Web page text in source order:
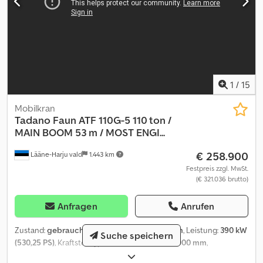
1 / 15
Lääne-Harju vald 1.443 km
Mobilkran
Tadano Faun ATF 110G-5 110 ton /
MAIN BOOM 53 m / MOST ENGI...
€ 258.900
Festpreis zzgl. MwSt.
(€ 321.036 brutto)
Anfragen Anrufen
Zustand:gebraucht , Kilometerstand: 25.671 km, Leistung: 390 kW
(530,25 PS), Kraftstofftyp: Diesel , Hubhöhe: 53.000 mm,
, Baujahr:
Suche speichern